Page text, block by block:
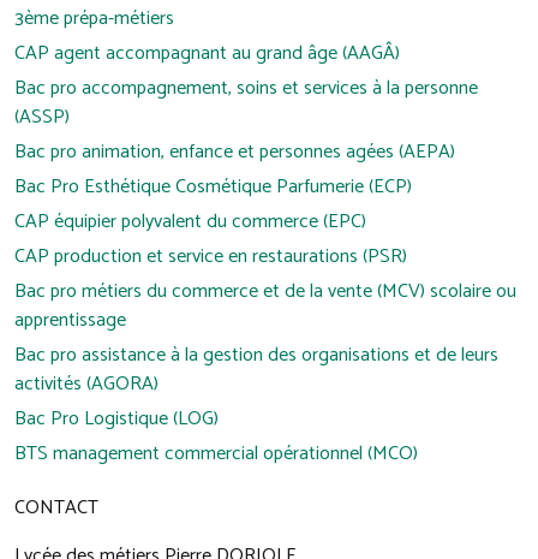
3ème prépa-métiers
CAP agent accompagnant au grand âge (AAGÂ)
Bac pro accompagnement, soins et services à la personne
(ASSP)
Bac pro animation, enfance et personnes agées (AEPA)
Bac Pro Esthétique Cosmétique Parfumerie (ECP)
CAP équipier polyvalent du commerce (EPC)
CAP production et service en restaurations (PSR)
Bac pro métiers du commerce et de la vente (MCV) scolaire ou
apprentissage
Bac pro assistance à la gestion des organisations et de leurs
activités (AGORA)
Bac Pro Logistique (LOG)
BTS management commercial opérationnel (MCO)
CONTACT